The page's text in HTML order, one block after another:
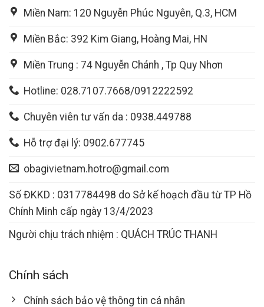
Miền Nam: 120 Nguyễn Phúc Nguyên, Q.3, HCM
Miền Bắc: 392 Kim Giang, Hoàng Mai, HN
Miền Trung : 74 Nguyễn Chánh , Tp Quy Nhơn
Hotline: 028.7107.7668/0912222592
Chuyên viên tư vấn da : 0938.449788
Hỗ trợ đại lý: 0902.677745
obagivietnam.hotro@gmail.com
Số ĐKKD : 0317784498 do Sở kế hoạch đầu từ TP Hồ
Chính Minh cấp ngày 13/4/2023
Người chịu trách nhiệm : QUÁCH TRÚC THANH
Chính sách
Chính sách bảo vệ thông tin cá nhân